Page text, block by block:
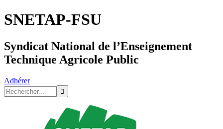
SNETAP-FSU
Syndicat National de l’Enseignement
Technique Agricole Public
Adhérer